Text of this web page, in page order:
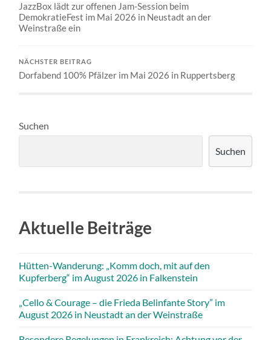
JazzBox lädt zur offenen Jam-Session beim
DemokratieFest im Mai 2026 in Neustadt an der
Weinstraße ein
NÄCHSTER BEITRAG
Dorfabend 100% Pfälzer im Mai 2026 in Ruppertsberg
Suchen
Suchen
Aktuelle Beiträge
Hütten-Wanderung: „Komm doch, mit auf den
Kupferberg“ im August 2026 in Falkenstein
„Cello & Courage – die Frieda Belinfante Story” im
August 2026 in Neustadt an der Weinstraße